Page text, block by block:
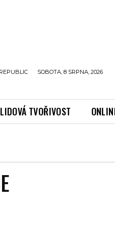
SOBOTA, 8 SRPNA, 2026
LIDOVÁ TVOŘIVOST